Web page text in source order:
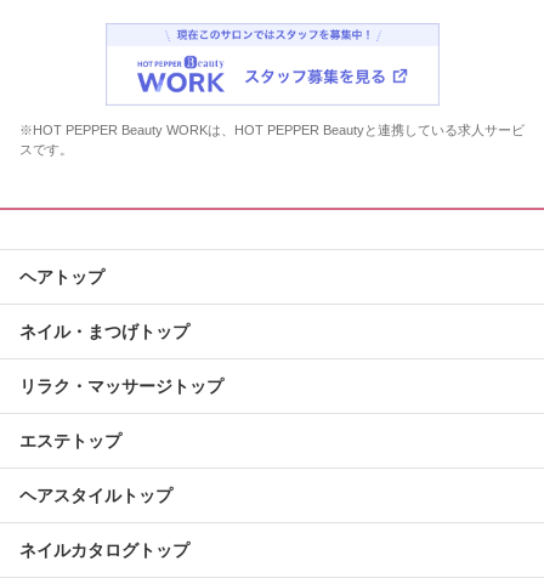
※HOT PEPPER Beauty WORKは、HOT PEPPER Beautyと連携している求人サービ
スです。
ヘアトップ
ネイル・まつげトップ
リラク・マッサージトップ
エステトップ
ヘアスタイルトップ
ネイルカタログトップ